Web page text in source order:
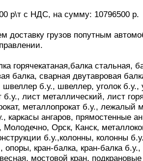
р\т с НДС, на сумму: 10796500 р.
доставку грузов попутным
горячекатаная,балка стальная,
балка, сварная двутавровая
б.у., швеллер, уголок б.у.,
б.у., лист металлический, лист
металлопрокат б.у., лежалый
каркасы ангаров, прямостенные
Орск, Канск,
б.у.,колонны, колонны
опоры, кран-балка, кран-балка б.у.,
мостовой кран,